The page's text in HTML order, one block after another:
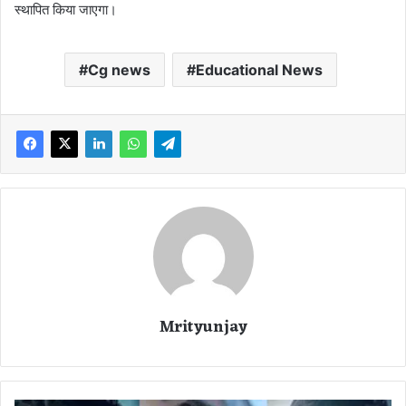
स्थापित किया जाएगा।
Cg news Educational News
Mrityunjay